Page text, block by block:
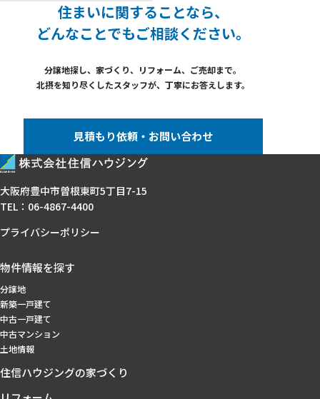
住まいに関することなら、
どんなことでもご相談ください。
分譲地探し、家づくり、 リフォーム、ご売却まで。
北摂を知り尽くしたスタッフが、 丁寧にお答えします。
見積もり依頼・お問い合わせ
大阪府豊中市曽根東町5丁目7-15
TEL： 06-4867-4400
プライバシーポリシー
物件情報を探す
分譲地
新築一戸建て
中古一戸建て
中古マンション
土地情報
住信ハウジングの家づくり